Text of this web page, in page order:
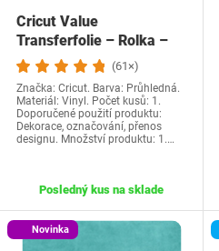
Cricut Value
Transferfolie – Rolka –
30,5 cm x 1524 cm 15,2…
(61×)
Značka: Cricut. Barva: Průhledná.
Materiál: Vinyl. Počet kusů: 1.
Doporučené použití produktu:
Dekorace, označování, přenos
designu. Množství produktu: 1.…
Posledný kus na sklade
Novinka